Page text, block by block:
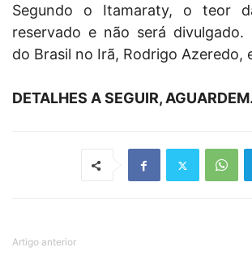
Segundo o Itamaraty, o teor
reservado e não será divulgado.
do Brasil no Irã, Rodrigo Azeredo,
DETALHES A SEGUIR,
Artigo anterior